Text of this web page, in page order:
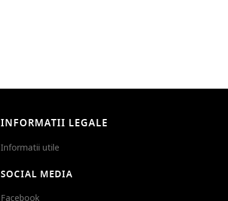
INFORMATII LEGALE
Informatii utile
SOCIAL MEDIA
Facebook